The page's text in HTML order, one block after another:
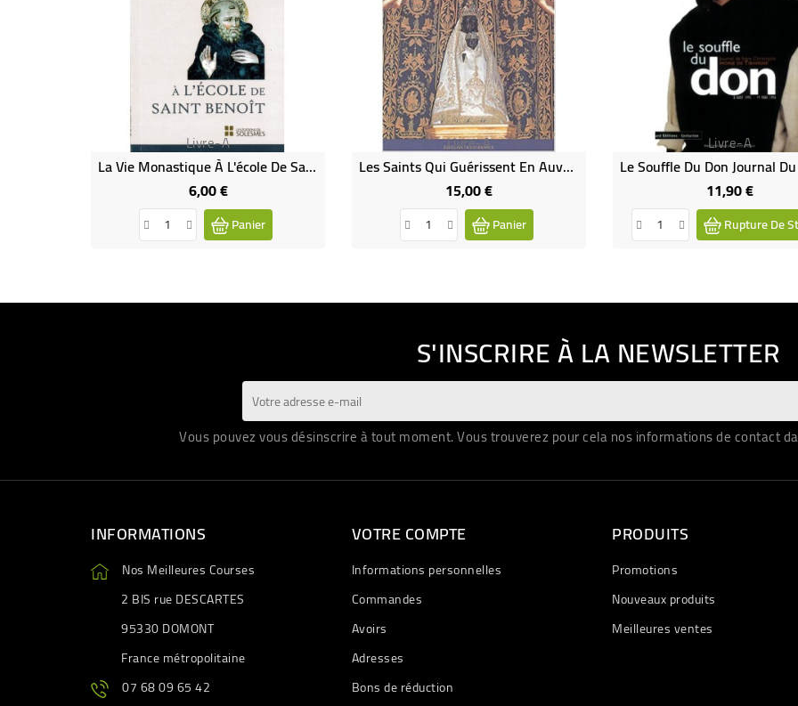
Livre-A
La Vie Monastique À L'école De Saint-Benoît
6,00 €Prix
Panier
Livre-A
Les Saints Qui Guérissent En Auvergne - Jean-Robert Marechal
15,00 €Prix
Panier
Livre-A
11,90 €Prix
Rupture De
S'INSCRIRE À LA NEWSLETTER
Vous pouvez vous désinscrire à tout moment. Vous trouverez pour cela nos informations de contact
INFORMATIONS
Nos Meilleures Courses
2 BIS rue DESCARTES
95330 DOMONT
France métropolitaine
07 68 09 65 42
VOTRE COMPTE
Informations personnelles
Commandes
Avoirs
Adresses
Bons de réduction
PRODUITS
Promotions
Nouveaux produits
Meilleures ventes